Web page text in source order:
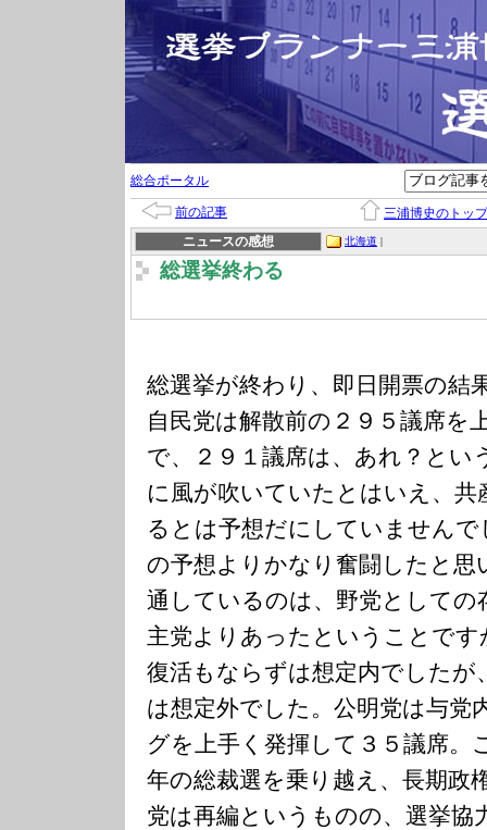
総合ポータル
前の記事
三浦博史のトップ
ニュースの感想
北海道 |
総選挙終わる
総選挙が終わり、即日開票の結
自民党は解散前の２９５議席を
で、２９１議席は、あれ？とい
に風が吹いていたとはいえ、共
るとは予想だにしていません
の予想よりかなり奮闘したと思
通しているのは、野党としての
主党よりあったということです
復活もならずは想定内でしたが
は想定外でした。公明党は与党
グを上手く発揮して３５議席。
年の総裁選を乗り越え、長期政
党は再編というものの、選挙協